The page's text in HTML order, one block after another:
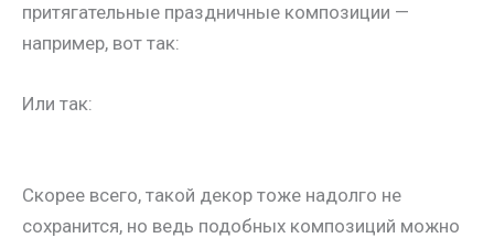
притягательные праздничные композиции —
например, вот так:
Или так:
Скорее всего, такой декор тоже надолго не
сохранится, но ведь подобных композиций можно